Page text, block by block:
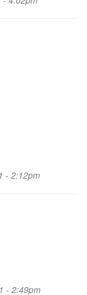
- 2:12pm
- 2:49pm